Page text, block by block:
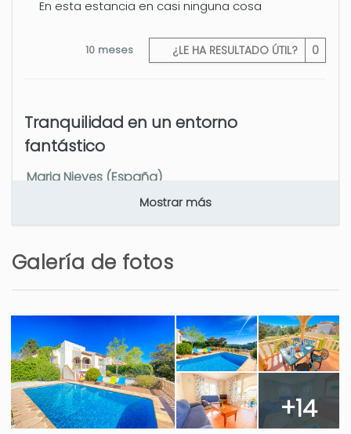
En esta estancia en casi ninguna cosa
¿LE HA RESULTADO ÚTIL? 0
10 meses
Tranquilidad en un entorno
fantástico
Maria Nieves (España)
¿LE HA RESULTADO ÚTIL? 0
11 meses
Gracias Nieves, hasta pronto
Mostrar más
Galería de fotos
+14